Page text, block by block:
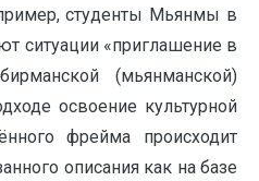
студенты Мьянмы в
ситуации «приглашение в
(мьянманской)
освоение культурной
фрейма происходит
описания как на базе